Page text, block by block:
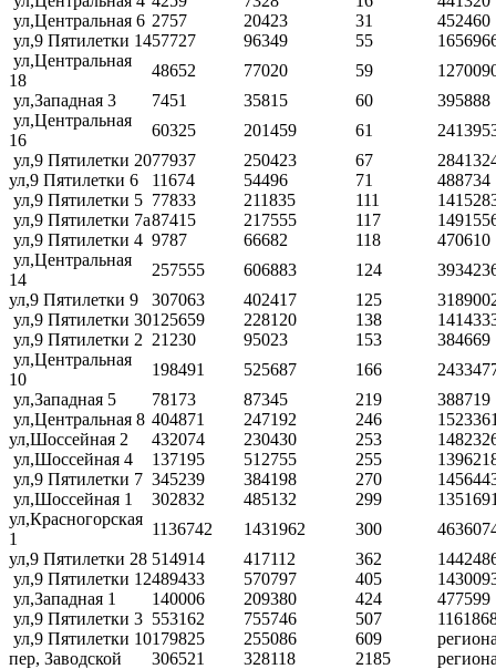
ул,Центральная 6 2757 20423 31
452460
ул,9 Пятилетки 1457727 96349 55
ул,Центральная
18
48652 77020 59
ул,Западная 3
7451 35815 60
395888
ул,Центральная
16
60325 201459 61
ул,9 Пятилетки 2077937 250423 67
ул,9 Пятилетки 6
11674 54496 71
488734
ул,9 Пятилетки 5 77833 211835 111
ул,9 Пятилетки 7а87415 217555 117
ул,9 Пятилетки 4 9787 66682 118
470610
ул,Центральная
14
257555 606883 124
ул,9 Пятилетки 9
307063 402417 125
ул,9 Пятилетки 30125659 228120 138
ул,9 Пятилетки 2 21230 95023 153
384669
ул,Центральная
10
198491 525687 166
ул,Западная 5
78173 87345 219
388719
ул,Центральная 8 404871 247192 246
ул,Шоссейная 2
432074 230430 253
ул,Шоссейная 4
137195 512755 255
ул,9 Пятилетки 7 345239 384198 270
ул,Шоссейная 1
302832 485132 299
ул,Красногорская
1
1136742 1431962 300
ул,9 Пятилетки 28 514914 417112 362
ул,9 Пятилетки 12489433 570797 405
ул,Западная 1
140006 209380 424
477599
ул,9 Пятилетки 3 553162 755746 507
ул,9 Пятилетки 10179825 255086 609
пер, Заводской
306521 328118 2185